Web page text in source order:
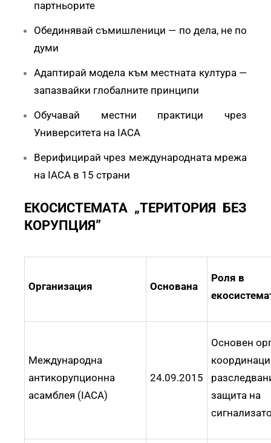
партньорите
Обединявай съмишленици — по дела, не по
думи
Адаптирай модела към местната култура —
запазвайки глобалните принципи
Обучавай местни практици чрез
Университета на IACA
Верифицирай чрез международната мрежа
на IACA в 15 страни
ЕКОСИСТЕМАТА „ТЕРИТОРИЯ БЕЗ
КОРУПЦИЯ”
Организация Основана
Роля в
Международна
антикорупционна
асамблея (IACA)
24.09.2015
Основен
защита на